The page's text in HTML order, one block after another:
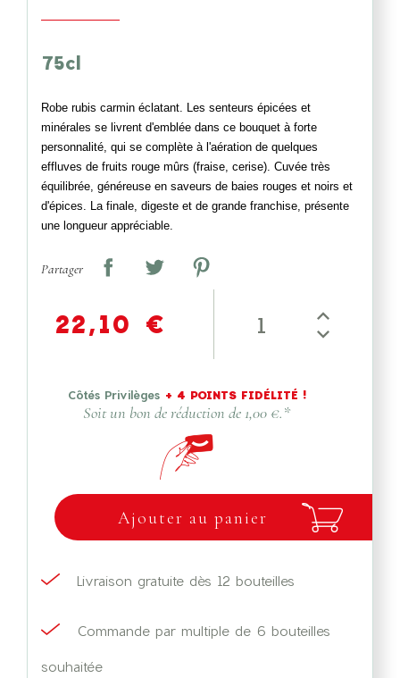
75cl
Robe rubis carmin éclatant. Les senteurs épicées et
minérales se livrent d'emblée dans ce bouquet à forte
personnalité, qui se complète à l'aération de quelques
effluves de fruits rouge mûrs (fraise, cerise). Cuvée très
équilibrée, généreuse en saveurs de baies rouges et noirs et
d'épices. La finale, digeste et de grande franchise, présente
une longueur appréciable.
Partager
22,10 €
Côtés Privilèges + 4 POINTS FIDÉLITÉ !
Soit un bon de réduction de1,00 €.*
Ajouter au panier
Livraison gratuite dès 12 bouteilles
Commande par multiple de 6 bouteilles
souhaitée